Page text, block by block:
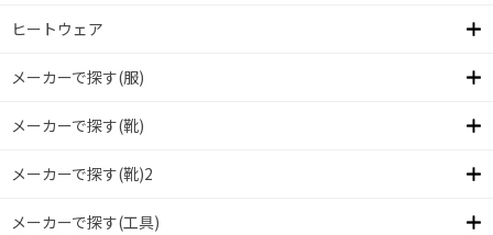
ヒートウェア
メーカーで探す(服)
メーカーで探す(靴)
メーカーで探す(靴)2
メーカーで探す(工具)